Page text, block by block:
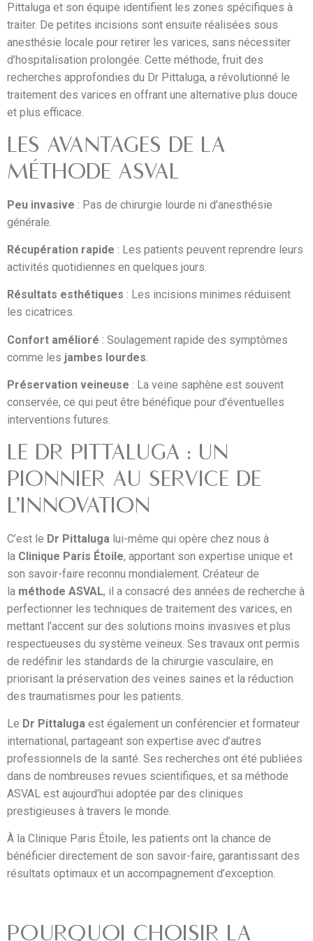
Pittaluga et son équipe identifient les zones spécifiques à
traiter. De petites incisions sont ensuite réalisées sous
anesthésie locale pour retirer les varices, sans nécessiter
d’hospitalisation prolongée. Cette méthode, fruit des
recherches approfondies du Dr Pittaluga, a révolutionné le
traitement des varices en offrant une alternative plus douce
et plus efficace.
LES AVANTAGES DE LA
MÉTHODE ASVAL
Peu invasive : Pas de chirurgie lourde ni d’anesthésie
générale.
Récupération rapide : Les patients peuvent reprendre leurs
activités quotidiennes en quelques jours.
Résultats esthétiques : Les incisions minimes réduisent
les cicatrices.
Confort amélioré : Soulagement rapide des symptômes
comme les jambes lourdes
Préservation veineuse : La veine saphène est souvent
conservée, ce qui peut être bénéfique pour d’éventuelles
interventions futures.
LE DR PITTALUGA : UN
PIONNIER AU SERVICE DE
L’INNOVATION
C’est le Dr Pittaluga lui-même qui opère chez nous à
la Clinique Paris Étoile, apportant son expertise unique et
son savoir-faire reconnu mondialement. Créateur de
la méthode ASVAL, il a consacré des années de recherche à
perfectionner les techniques de traitement des varices, en
mettant l’accent sur des solutions moins invasives et plus
respectueuses du système veineux. Ses travaux ont permis
de redéfinir les standards de la chirurgie vasculaire, en
priorisant la préservation des veines saines et la réduction
des traumatismes pour les patients.
Le Dr Pittaluga est également un conférencier et formateur
international, partageant son expertise avec d’autres
professionnels de la santé. Ses recherches ont été publiées
dans de nombreuses revues scientifiques, et sa méthode
ASVAL est aujourd’hui adoptée par des cliniques
prestigieuses à travers le monde.
À la Clinique Paris Étoile, les patients ont la chance de
bénéficier directement de son savoir-faire, garantissant des
résultats optimaux et un accompagnement d’exception.
POURQUOI CHOISIR LA